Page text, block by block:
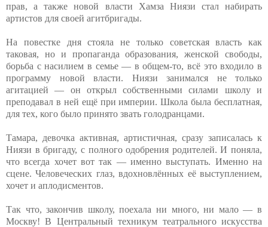
прав, а также новой власти Хамза Ниязи стал набирать
артистов для своей агитбригады.
На повестке дня стояла не только советская власть как
таковая, но и пропаганда образования, женской свободы,
борьба с насилием в семье — в общем-то, всё это входило в
программу новой власти. Ниязи занимался не только
агитацией — он открыл собственными силами школу и
преподавал в ней ещё при империи. Школа была бесплатная,
для тех, кого было принято звать голодранцами.
Тамара, девочка активная, артистичная, сразу записалась к
Ниязи в бригаду, с полного одобрения родителей. И поняла,
что всегда хочет вот так — именно выступать. Именно на
сцене. Человеческих глаз, вдохновлённых её выступлением,
хочет и аплодисментов.
Так что, закончив школу, поехала ни много, ни мало — в
Москву! В Центральный техникум театрального искусства